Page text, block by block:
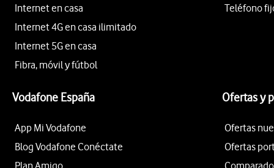
Internet en casa
Internet 4G en casa ilimitado
Internet 5G en casa
Fibra, móvil y fútbol
Teléfono
Vodafone España
App Mi Vodafone
Blog Vodafone Conéctate
Plan Amigo
Ofertas y
Ofertas
Ofertas